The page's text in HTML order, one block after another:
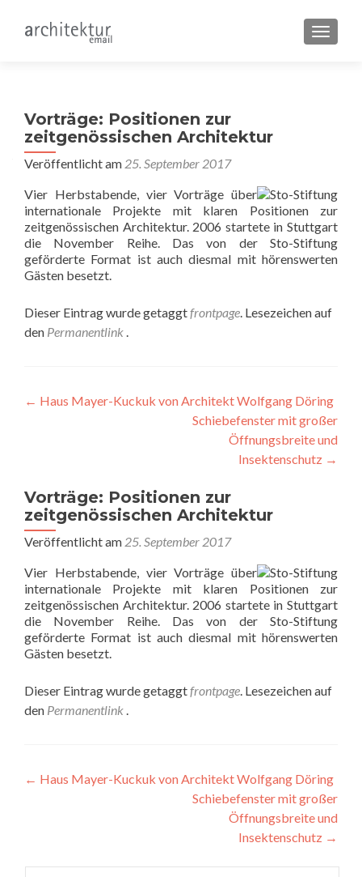
Vorträge: Positionen zur
zeitgenössischen Architektur
Veröffentlicht am 25. September 2017
Vier Herbstabende, vier Vorträge über
internationale Projekte mit klaren Positionen zur
zeitgenössischen Architektur. 2006 startete in Stuttgart
die November Reihe. Das von der Sto-Stiftung
geförderte Format ist auch diesmal mit hörenswerten
Gästen besetzt.
Dieser Eintrag wurde getaggtfrontpage. Lesezeichen auf
den Permanentlink .
Beitragsnavigation
← Haus Mayer-Kuckuk von Architekt Wolfgang Döring
Schiebefenster mit großer
Öffnungsbreite und
Insektenschutz →
Vorträge: Positionen zur
zeitgenössischen Architektur
Veröffentlicht am 25. September 2017
Vier Herbstabende, vier Vorträge über
internationale Projekte mit klaren Positionen zur
zeitgenössischen Architektur. 2006 startete in Stuttgart
die November Reihe. Das von der Sto-Stiftung
geförderte Format ist auch diesmal mit hörenswerten
Gästen besetzt.
Dieser Eintrag wurde getaggtfrontpage. Lesezeichen auf
den Permanentlink .
Beitragsnavigation
← Haus Mayer-Kuckuk von Architekt Wolfgang Döring
Schiebefenster mit großer
Öffnungsbreite und
Insektenschutz →